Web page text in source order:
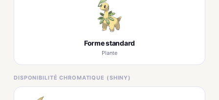
Forme standard
Plante
DISPONIBILITÉ CHROMATIQUE (SHINY)